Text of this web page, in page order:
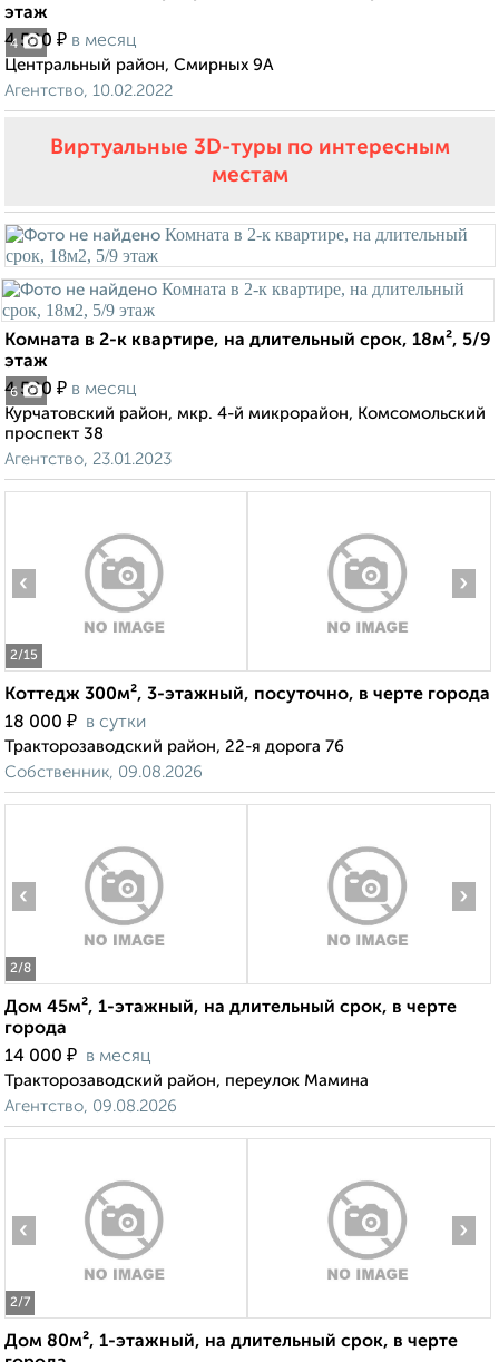
4
этаж
4 500 ₽ в месяц
Центральный район, Смирных 9А
Агентство, 10.02.2022
Виртуальные 3D-туры по интересным
местам
6
Комната в 2-к квартире, на длительный срок, 18м², 5/9
этаж
4 500 ₽ в месяц
Курчатовский район, мкр. 4-й микрорайон, Комсомольский
проспект 38
Агентство, 23.01.2023
2/15
‹ ›
Коттедж 300м², 3-этажный, посуточно, в черте города
18 000 ₽ в сутки
Тракторозаводский район, 22-я дорога 76
Собственник, 09.08.2026
2/8
‹ ›
Дом 45м², 1-этажный, на длительный срок, в черте
города
14 000 ₽ в месяц
Тракторозаводский район, переулок Мамина
Агентство, 09.08.2026
2/7
‹ ›
Дом 80м², 1-этажный, на длительный срок, в черте